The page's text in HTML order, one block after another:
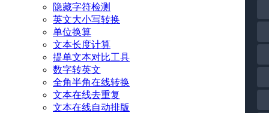
隐藏字符检测
英文大小写转换
单位换算
文本长度计算
提单文本对比工具
数字转英文
全角半角在线转换
文本在线去重复
文本在线自动排版